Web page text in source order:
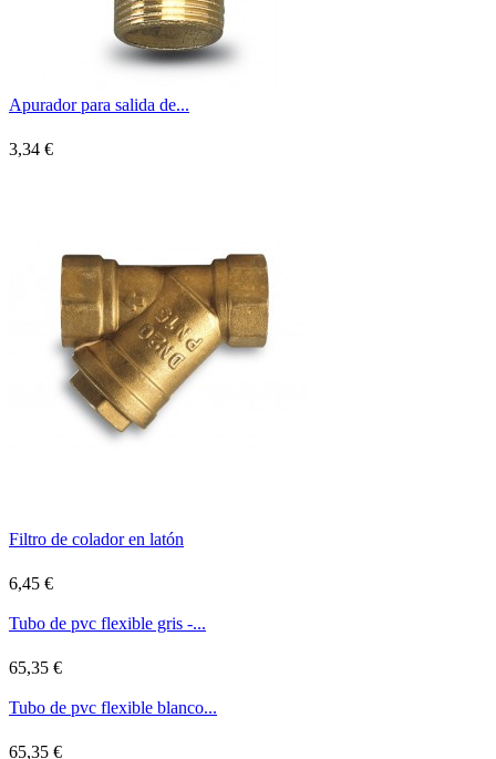
Apurador para salida de...
3,34 €
Filtro de colador en latón
6,45 €
Tubo de pvc flexible gris -...
65,35 €
Tubo de pvc flexible blanco...
65,35 €